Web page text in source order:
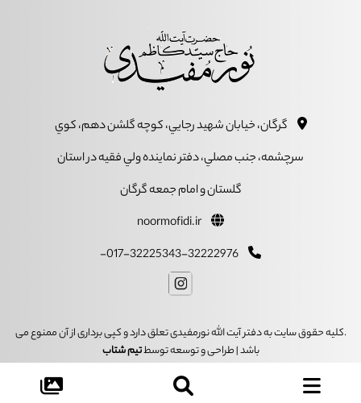
گرگان، خيابان شهيد رجايي، کوچه گلشن دهم، کوي
سرچشمه، جنب مصلي، دفتر نماينده ولي فقيه در استان
گلستان و امام جمعه گرگان
.کلیه حقوق سایت به دفتر آیت الله نورمفیدی تعلق دارد و کپی برداری از آن ممنوع می
باشد | طراحی و توسعه توسطتیم شتاب